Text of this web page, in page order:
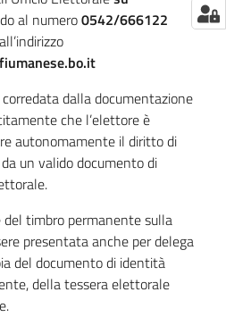
al numero0542/666122
dalla documentazione
che l’elettore è
autonomamente il diritto di
un valido documento di
del timbro permanente sulla
presentata anche per delega
del documento di identità
della tessera elettorale